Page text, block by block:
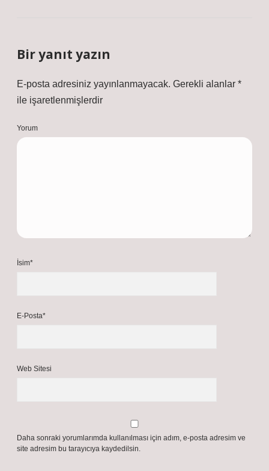
Bir yanıt yazın
E-posta adresiniz yayınlanmayacak. Gerekli alanlar *
ile işaretlenmişlerdir
Yorum
İsim*
E-Posta*
Web Sitesi
Daha sonraki yorumlarımda kullanılması için adım, e-posta adresim ve
site adresim bu tarayıcıya kaydedilsin.